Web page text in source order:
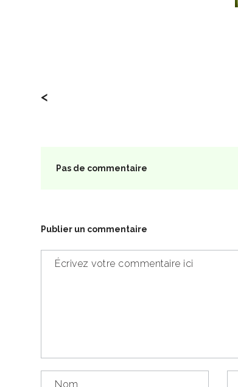
<
Pas de commentaire
Publier un commentaire